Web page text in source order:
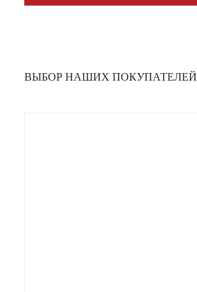
ВЫБОР НАШИХ ПОКУПАТЕЛЕЙ